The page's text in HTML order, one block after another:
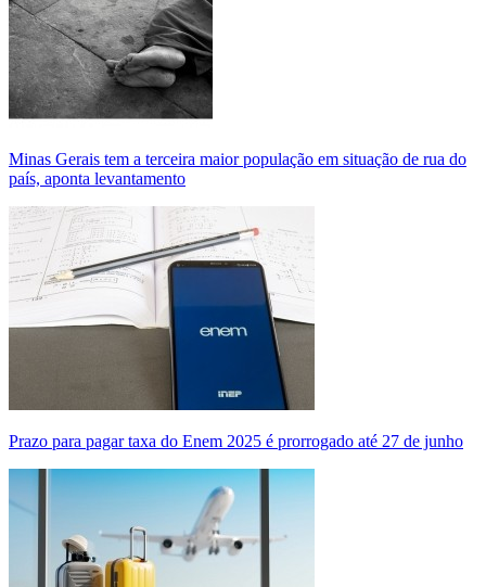
Minas Gerais tem a terceira maior população em situação de rua do
país, aponta levantamento
Prazo para pagar taxa do Enem 2025 é prorrogado até 27 de junho